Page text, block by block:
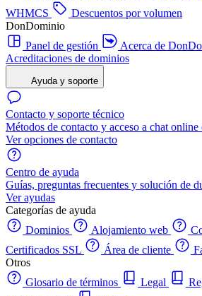
WHMCS
Descuentos por volumen
DonDominio
Panel de gestión
Acerca de
Acreditaciones de dominios
Ayuda y soporte
Contacto y soporte técnico
Métodos de contacto y acceso a chat online
Ver opciones de contacto
Centro de ayuda
Guías, preguntas frecuentes y solución de
Ver ayudas
Categorías de ayuda
Dominios
Alojamiento web
Certificados SSL
Área de cliente
Otros
Glosario de términos
Legal